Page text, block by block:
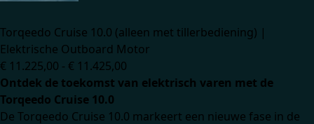
Torqeedo Cruise 10.0 (alleen met tillerbediening) |
Elektrische Outboard Motor
€ 11.225,00 - € 11.425,00
Ontdek de toekomst van elektrisch varen met de
Torqeedo Cruise 10.0
De Torqeedo Cruise 10.0 markeert een nieuwe fase in de